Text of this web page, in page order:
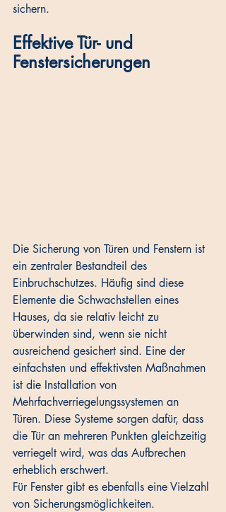
sichern.
Effektive Tür- und
Fenstersicherungen
Die Sicherung von Türen und Fenstern ist
ein zentraler Bestandteil des
Einbruchschutzes. Häufig sind diese
Elemente die Schwachstellen eines
Hauses, da sie relativ leicht zu
überwinden sind, wenn sie nicht
ausreichend gesichert sind. Eine der
einfachsten und effektivsten Maßnahmen
ist die Installation von
Mehrfachverriegelungssystemen an
Türen. Diese Systeme sorgen dafür, dass
die Tür an mehreren Punkten gleichzeitig
verriegelt wird, was das Aufbrechen
erheblich erschwert.
Für Fenster gibt es ebenfalls eine Vielzahl
von Sicherungsmöglichkeiten.